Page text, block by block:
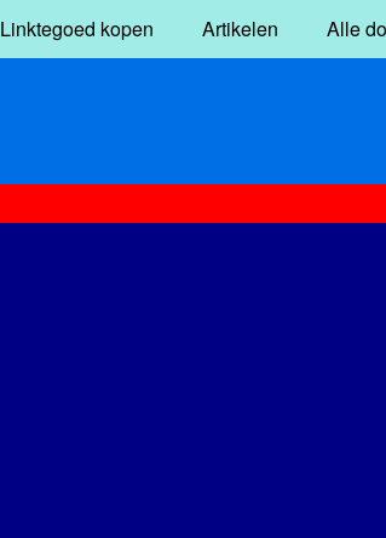
Linktegoed kopen Artikelen Alle